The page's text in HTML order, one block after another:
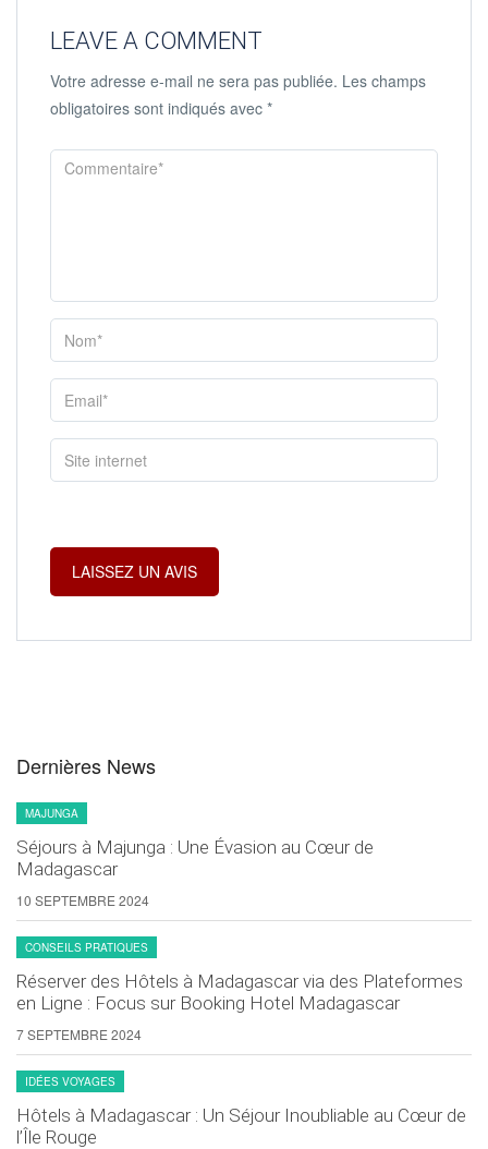
LEAVE A COMMENT
Votre adresse e-mail ne sera pas publiée. Les champs
obligatoires sont indiqués avec *
Dernières News
MAJUNGA
Séjours à Majunga : Une Évasion au Cœur de
Madagascar
10 SEPTEMBRE 2024
CONSEILS PRATIQUES
Réserver des Hôtels à Madagascar via des Plateformes
en Ligne : Focus sur Booking Hotel Madagascar
7 SEPTEMBRE 2024
IDÉES VOYAGES
Hôtels à Madagascar : Un Séjour Inoubliable au Cœur de
l’Île Rouge